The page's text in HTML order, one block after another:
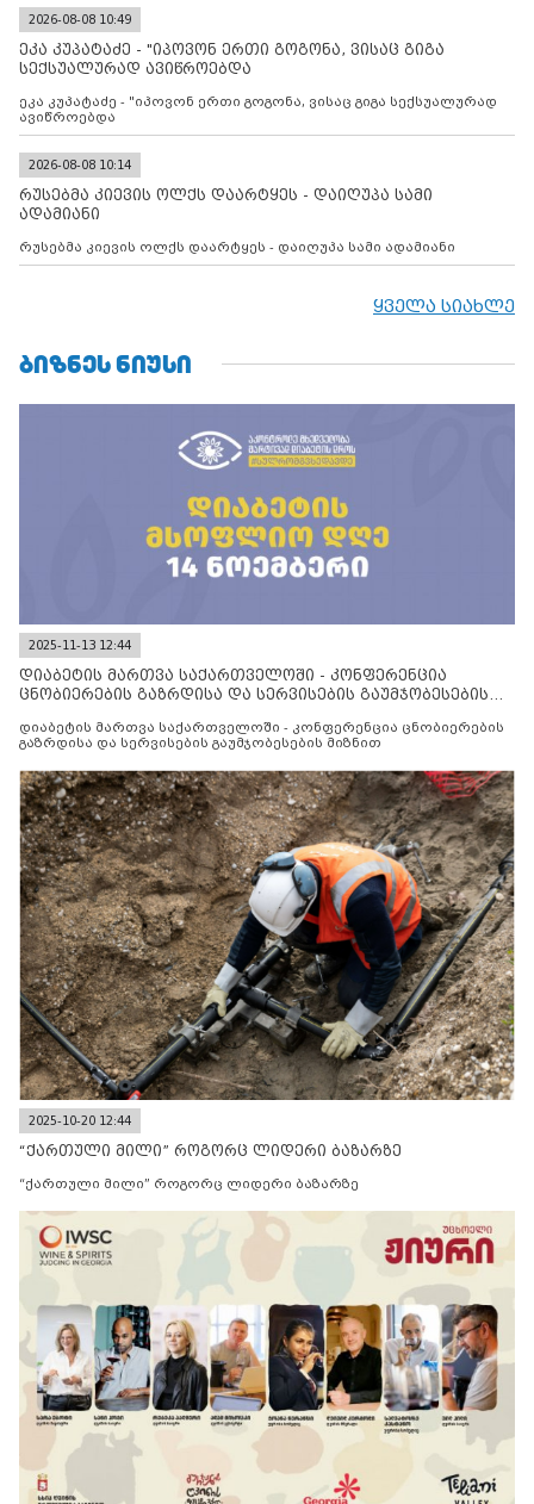
კონტროლს ოკუპირებულ რეგიონებში, აგრძელებს მათი
მილიტარიზაციის პროცესს და აქტიურად დგამს ნაბიჯებს მათი
ფაქტობრივი ანექსიისკენ
2026-08-08 10:49
ეკა კუპატაძე - "იპოვონ ერთი გოგონა, ვისაც გიგა
სექსუალურად ავიწროებდა
ეკა კუპატაძე - "იპოვონ ერთი გოგონა, ვისაც გიგა სექსუალურად
ავიწროებდა
2026-08-08 10:14
რუსებმა კიევის ოლქს დაარტყეს - დაიღუპა სამი
ადამიანი
რუსებმა კიევის ოლქს დაარტყეს - დაიღუპა სამი ადამიანი
ყველა სიახლე
ᲑᲘᲖᲜᲔᲡ ᲜᲘᲣᲡᲘ
2025-11-13 12:44
დიაბეტის მართვა საქართველოში - კონფერენცია
ცნობიერების გაზრდისა და სერვისების გაუმჯობესების
დიაბეტის მართვა საქართველოში - კონფერენცია ცნობიერების
გაზრდისა და სერვისების გაუმჯობესების მიზნით
2025-10-20 12:44
“ქართული მილი” როგორც ლიდერი ბაზარზე
“ქართული მილი” როგორც ლიდერი ბაზარზე